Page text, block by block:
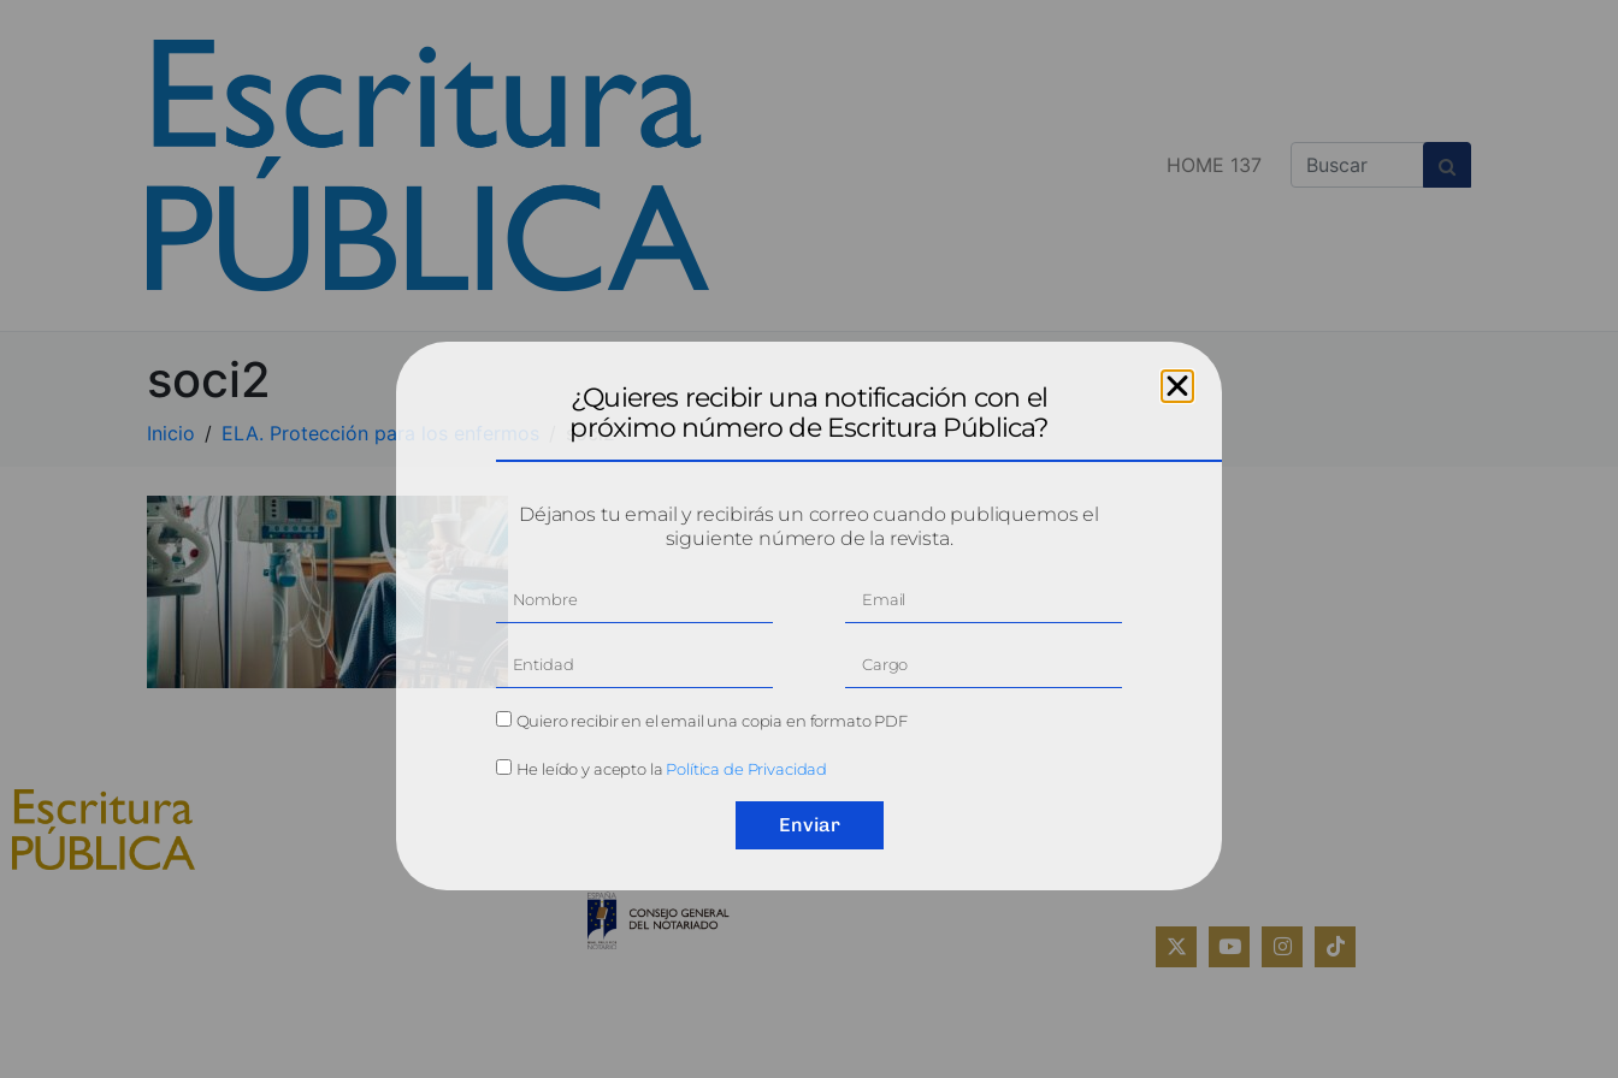
HOME 137
soci2
Inicio ELA. Protección para los enfermos soci2
POLÍTICA DE COOKIES
POLÍTICA DE PRIVACIDAD
¿Quieres recibir una notificación con el
próximo número de Escritura Pública?
Déjanos tu email y recibirás un correo cuando publiquemos el
siguiente número de la revista.
Quiero recibir en el email una copia en formato PDF
He leído y acepto la Política de Privacidad
Enviar